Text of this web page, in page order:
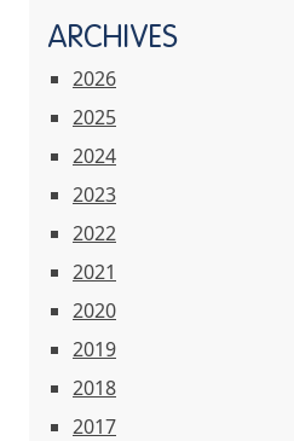
ARCHIVES
2026
2025
2024
2023
2022
2021
2020
2019
2018
2017